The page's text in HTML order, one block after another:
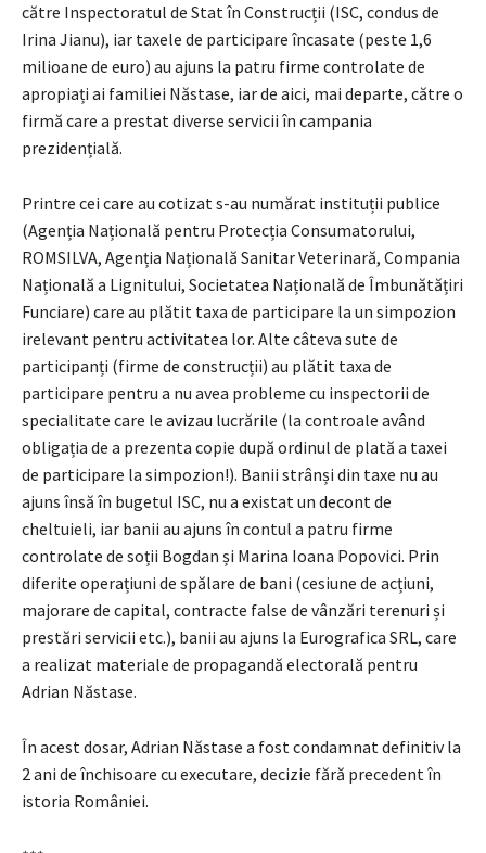
către Inspectoratul de Stat în Construcții (ISC, condus de
Irina Jianu), iar taxele de participare încasate (peste 1,6
milioane de euro) au ajuns la patru firme controlate de
apropiați ai familiei Năstase, iar de aici, mai departe, către o
firmă care a prestat diverse servicii în campania
prezidențială.
Printre cei care au cotizat s-au numărat instituții publice
(Agenția Națională pentru Protecția Consumatorului,
ROMSILVA, Agenția Națională Sanitar Veterinară, Compania
Națională a Lignitului, Societatea Națională de Îmbunătățiri
Funciare) care au plătit taxa de participare la un simpozion
irelevant pentru activitatea lor. Alte câteva sute de
participanți (firme de construcții) au plătit taxa de
participare pentru a nu avea probleme cu inspectorii de
specialitate care le avizau lucrările (la controale având
obligația de a prezenta copie după ordinul de plată a taxei
de participare la simpozion!). Banii strânși din taxe nu au
ajuns însă în bugetul ISC, nu a existat un decont de
cheltuieli, iar banii au ajuns în contul a patru firme
controlate de soții Bogdan și Marina Ioana Popovici. Prin
diferite operațiuni de spălare de bani (cesiune de acțiuni,
majorare de capital, contracte false de vânzări terenuri și
prestări servicii etc.), banii au ajuns la Eurografica SRL, care
a realizat materiale de propagandă electorală pentru
Adrian Năstase.
În acest dosar, Adrian Năstase a fost condamnat definitiv la
2 ani de închisoare cu executare, decizie fără precedent în
istoria României.